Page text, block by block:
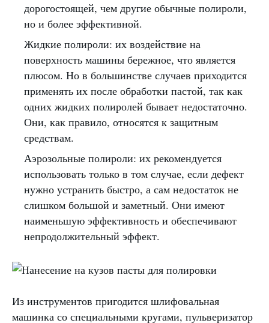
дорогостоящей, чем другие обычные полироли,
но и более эффективной.
Жидкие полироли: их воздействие на
поверхность машины бережное, что является
плюсом. Но в большинстве случаев приходится
применять их после обработки пастой, так как
одних жидких полиролей бывает недостаточно.
Они, как правило, относятся к защитным
средствам.
Аэрозольные полироли: их рекомендуется
использовать только в том случае, если дефект
нужно устранить быстро, а сам недостаток не
слишком большой и заметный. Они имеют
наименьшую эффективность и обеспечивают
непродолжительный эффект.
Из инструментов пригодится шлифовальная
машинка со специальными кругами, пульверизатор